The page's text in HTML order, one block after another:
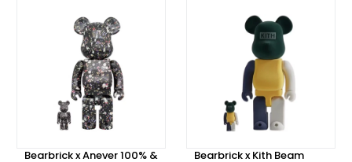
Bearbrick x Anever 100% &
Bearbrick x Kith Beam